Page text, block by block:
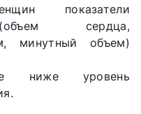
показатели
сердца,
минутный объем)
ниже уровень